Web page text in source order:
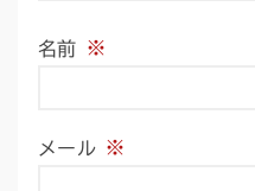
名前 ※
メール ※